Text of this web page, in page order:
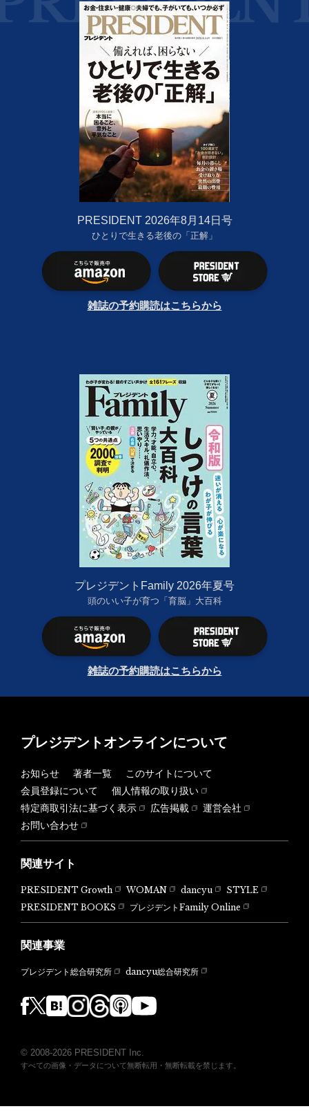
PRESIDENT 2026年8月14日号
ひとりで生きる老後の「正解」
雑誌の予約購読はこちらから
プレジデントFamily 2026年夏号
頭のいい子が育つ「育脳」大百科
雑誌の予約購読はこちらから
プレジデントオンラインについて
お知らせ 著者一覧
このサイトについて
会員登録について
個人情報の取り扱い
特定商取引法に基づく表示
広告掲載
運営会社
お問い合わせ
関連サイト
PRESIDENT Growth WOMAN dancyu
STYLE
PRESIDENT BOOKS
プレジデントFamily Online
関連事業
プレジデント総合研究所 dancyu総合研究所
© 2008-2026 PRESIDENT Inc.
すべての画像・データについて無断転用・無断転載を禁じます。